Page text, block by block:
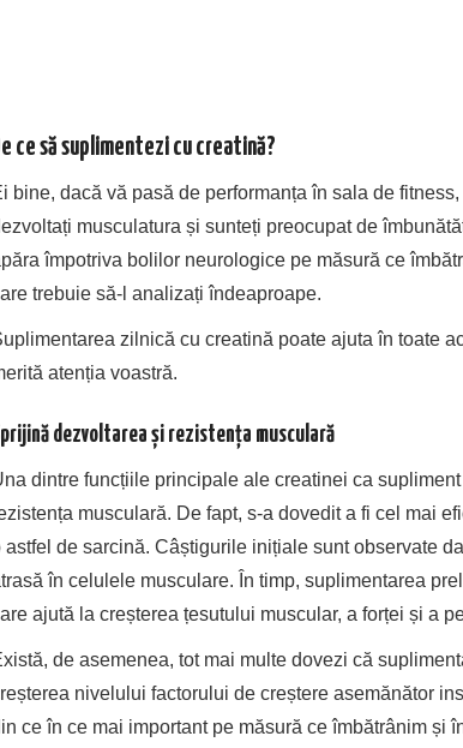
ce să suplimentezi cu creatină?
bine, dacă vă pasă de performanța în sala de
musculatura și sunteți preocupat de
împotriva bolilor neurologice pe măsură ce
trebuie să-l analizați îndeaproape.
zilnică cu creatină poate ajuta în toate
atenția voastră.
dezvoltarea și rezistența musculară
dintre funcțiile principale ale creatinei ca
musculară. De fapt, s-a dovedit a fi cel mai
astfel de sarcină. Câștigurile inițiale sunt observate
în celulele musculare. În timp, suplimentarea
ajută la creșterea țesutului muscular, a forței și a
de asemenea, tot mai multe dovezi că
nivelului factorului de creștere asemănător
ce în ce mai important pe măsură ce îmbătrânim și